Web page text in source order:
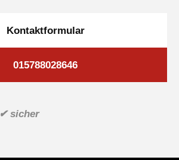
Kontaktformular
015788028646
✔ sicher